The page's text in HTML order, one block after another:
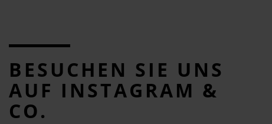
BESUCHEN SIE UNS
AUF INSTAGRAM &
CO.